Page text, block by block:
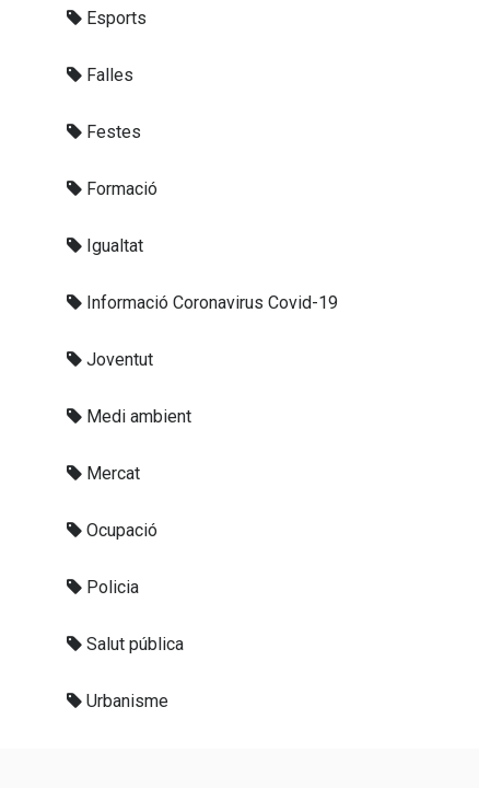
Esports
Falles
Festes
Formació
Igualtat
Informació Coronavirus Covid-19
Joventut
Medi ambient
Mercat
Ocupació
Policia
Salut pública
Urbanisme